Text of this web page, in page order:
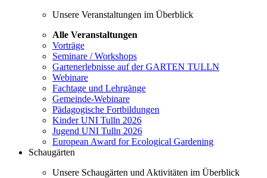
Unsere Veranstaltungen im Überblick
Alle Veranstaltungen
Vorträge
Seminare / Workshops
Gartenerlebnisse auf der GARTEN TULLN
Webinare
Fachtage und Lehrgänge
Gemeinde-Webinare
Pädagogische Fortbildungen
Kinder UNI Tulln 2026
Jugend UNI Tulln 2026
European Award for Ecological Gardening
Schaugärten
Unsere Schaugärten und Aktivitäten im Überblick